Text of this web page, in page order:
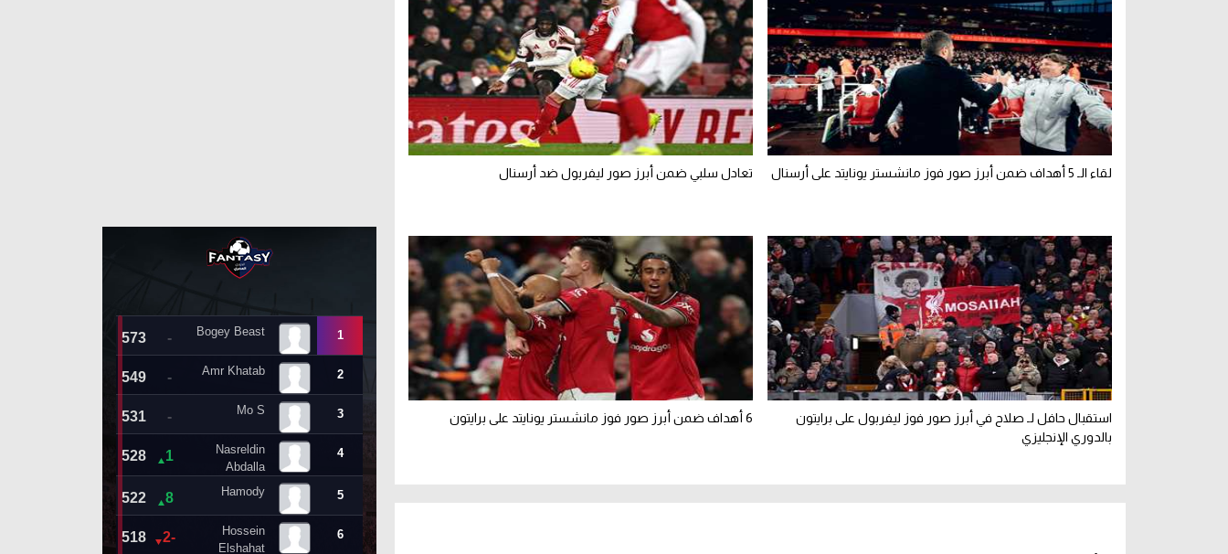
لقاء الـ 5 أهداف ضمن أبرز صور فوز مانشستر يونايتد على أرسنال تعادل سلبي ضمن أبرز صور ليفربول ضد أرسنال
استقبال حافل لـ صلاح في أبرز صور فوز ليفربول على برايتون
بالدوري الإنجليزي
6 أهداف ضمن أبرز صور فوز مانشستر يونايتد على برايتون